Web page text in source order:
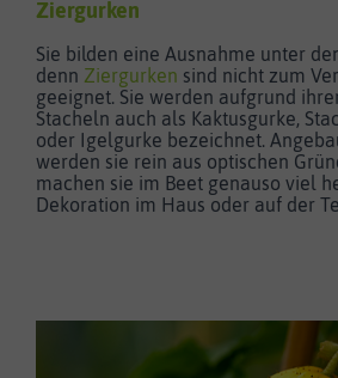
Ziergurken
Sie bilden eine Ausnahme unter
denn Ziergurken sind nicht zum
geeignet. Sie werden aufgrund
Stacheln auch als Kaktusgurke,
oder Igelgurke bezeichnet.
werden sie rein aus optischen
machen sie im Beet genauso viel
Dekoration im Haus oder auf der